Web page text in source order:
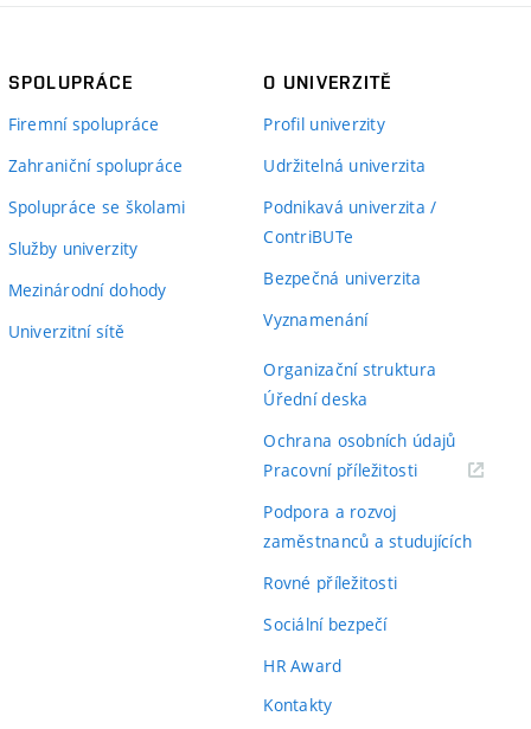
SPOLUPRÁCE
Firemní spolupráce
Zahraniční spolupráce
Spolupráce se školami
Služby univerzity
Mezinárodní dohody
Univerzitní sítě
O UNIVERZITĚ
Profil univerzity
Udržitelná univerzita
Podnikavá univerzita /
ContriBUTe
Bezpečná univerzita
Vyznamenání
Organizační struktura
Úřední deska
Ochrana osobních údajů
Pracovní příležitosti(externí
Podpora a rozvoj
zaměstnanců a studujících
Rovné příležitosti
Sociální bezpečí
HR Award
Kontakty